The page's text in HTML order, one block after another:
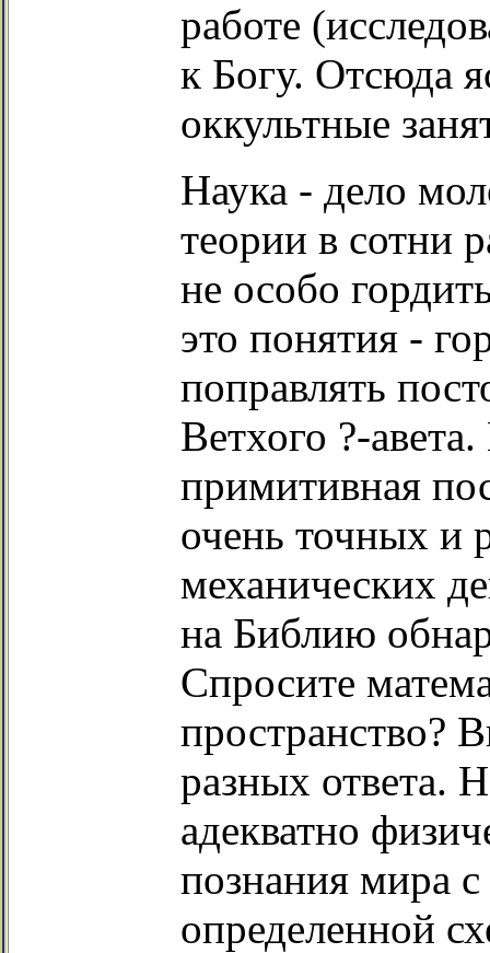
работе
к Богу. Отсюда
оккультные
Наука - дело
теории в сотни
не особо
это понятия -
поправлять
Ветхого ?-
примитивная
очень точных и
механических
на Библию
Спросите
пространство?
разных ответа.
адекватно
познания мира
определенной